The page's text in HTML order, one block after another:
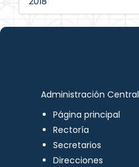
Administración Central
Página principal
Rectoría
Secretarios
Direcciones